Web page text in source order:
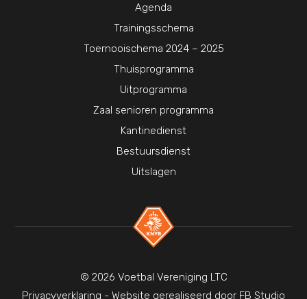
Agenda
Trainingsschema
Toernooischema 2024 – 2025
Thuisprogramma
Uitprogramma
Zaal senioren programma
Kantinedienst
Bestuursdienst
Uitslagen
© 2026 Voetbal Vereniging LTC
Privacyverklaring - Website gerealiseerd door FB Studio